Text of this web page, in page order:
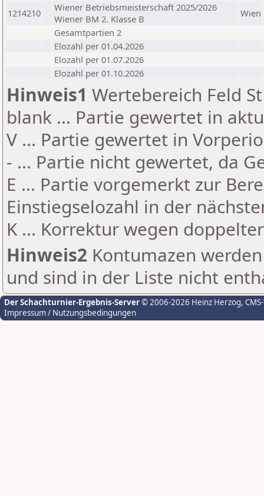
1214210
Wiener Betriebsmeisterschaft 2025/2026
Wiener BM 2. Klasse B
Wien
Gesamtpartien 2
Elozahl per 01.04.2026
Elozahl per 01.07.2026
Elozahl per 01.10.2026
Hinweis1 Wertebereich Feld
blank ... Partie gewertet in
V ... Partie gewertet in
- ... Partie nicht gewertet, da
E ... Partie vorgemerkt zur
Einstiegselozahl in der
K ... Korrektur wegen
Hinweis2 Kontumazen
und sind in der Liste nicht
Der Schachturnier-Ergebnis-Server© 2006-2026 Heinz Herzog,
Impressum / Nutzungsbedingungen